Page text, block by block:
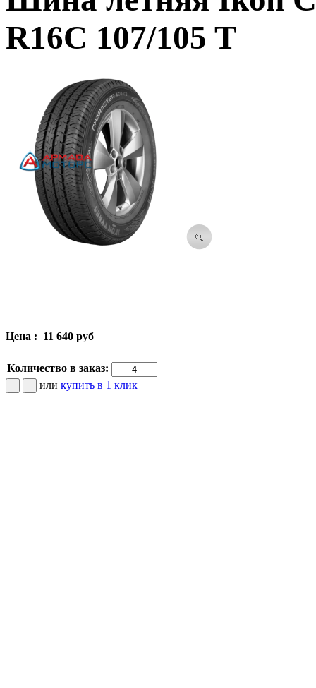
R16C 107/105 T
Цена : 11 640 руб
Количество в заказ:
или купить в 1 клик